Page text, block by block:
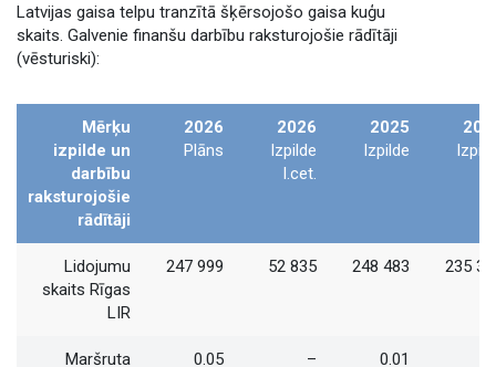
Latvijas gaisa telpu tranzītā šķērsojošo gaisa kuģu
skaits. Galvenie finanšu darbību raksturojošie rādītāji
(vēsturiski):
Mērķu
izpilde un
darbību
raksturojošie
rādītāji
2026
Plāns
2026
Izpilde
I.cet.
2025
Izpilde
Lidojumu
skaits Rīgas
LIR
247 999 52 835 248 483 235
Maršruta
0.05 – 0.01